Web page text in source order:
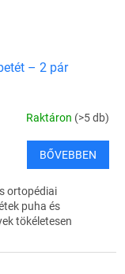
– 2 pár
Raktáron (>5 db)
BŐVEBBEN
ortopédiai
puha és
tökéletesen